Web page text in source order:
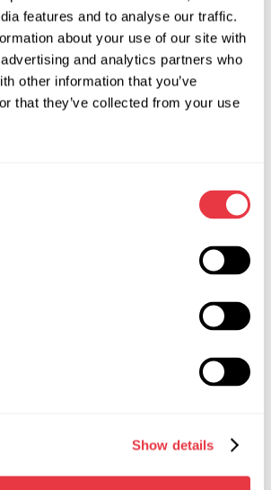
features and to analyse our traffic.
about your use of our site with
and analytics partners who
other information that you’ve
that they’ve collected from your use
Show details
Viber, Skype, WhatsApp,
обслуговування зареєстрованих
для вирішення їх конкретних
з питанням ввечері або у
відповідь вранці наступного
жодне питання ми не залишимо без